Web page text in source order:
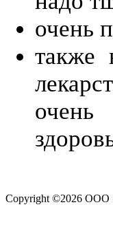
очень
также
очень
Copyright ©2026